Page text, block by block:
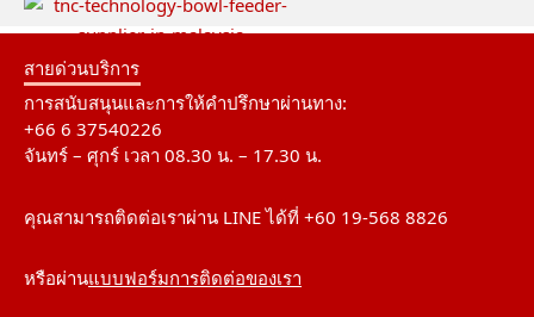
สายด่วนบริการ
การสนับสนุนและการให้คำปรึกษาผ่านทาง:
+66 6 37540226
จันทร์ – ศุกร์ เวลา 08.30 น. – 17.30 น.
คุณสามารถติดต่อเราผ่าน LINE ได้ที่ +60 19-568 8826
หรือผ่านแบบฟอร์มการติดต่อของเรา